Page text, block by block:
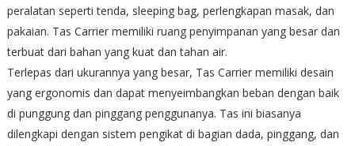
peralatan seperti tenda, sleeping bag, perlengkapan masak, dan
pakaian. Tas Carrier memiliki ruang penyimpanan yang besar dan
terbuat dari bahan yang kuat dan tahan air.
Terlepas dari ukurannya yang besar, Tas Carrier memiliki desain
yang ergonomis dan dapat menyeimbangkan beban dengan baik
di punggung dan pinggang penggunanya. Tas ini biasanya
dilengkapi dengan sistem pengikat di bagian dada, pinggang, dan